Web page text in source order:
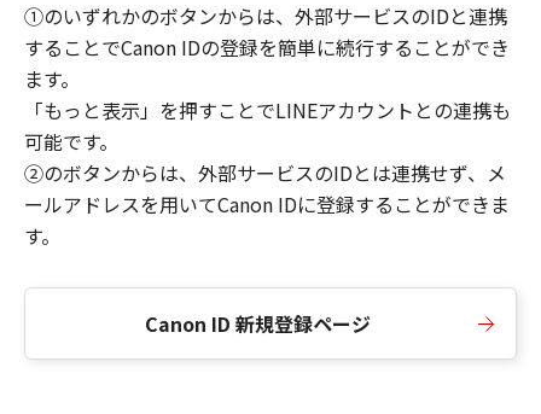
①のいずれかのボタンからは、外部サービスのIDと連携
することでCanon IDの登録を簡単に続行することができ
ます。
「もっと表示」を押すことでLINEアカウントとの連携も
可能です。
②のボタンからは、外部サービスのIDとは連携せず、メ
ールアドレスを用いてCanon IDに登録することができま
す。
Canon ID 新規登録ページ